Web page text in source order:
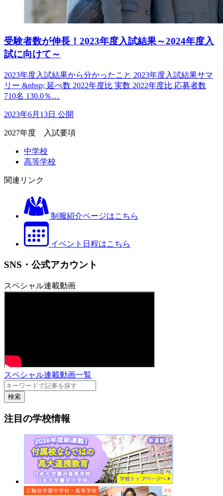
受験者数が伸長！2023年度入試結果～2024年度入
試に向けて～
2023年度入試結果から分かったこと 2023年度入試結果サマ
リー &nbsp; 延べ数 2022年度比 実数 2022年度比 応募者数
710名 130.0％…
2023年6月13日 公開
2027年度 入試要項
中学校
高等学校
関連リンク
制服紹介ページはこちら
イベント日程はこちら
SNS・公式アカウント
スペシャル連載動画
スペシャル連載動画一覧
検索
注目の学校情報